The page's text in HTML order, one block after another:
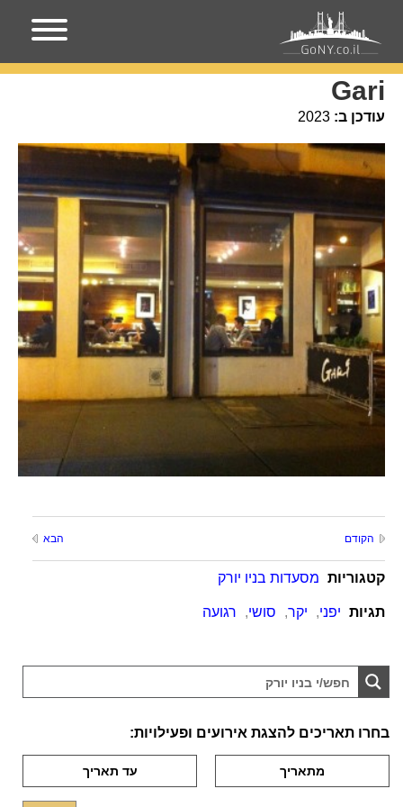
עמוד הבית מקומות בניו-יורק
Gari
עודכן ב: 2023
הקודם הבא
קטגוריות מסעדות בניו יורק
תגיות יפני, יקר, סושי, רגועה
בחרו תאריכים להצגת אירועים ופעילויות: